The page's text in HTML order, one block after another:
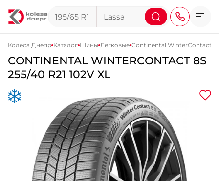
+38 (067) 113-44-44
+38 (095) 276-44-44
+38 (067) 911-14-14
- на Щепкина
+38 (098) 911-911-0
- на Тополе
Колеса Днепр Каталог Шины Легковые Continental WinterContact
CONTINENTAL WINTERCONTACT 8S
255/40 R21 102V XL